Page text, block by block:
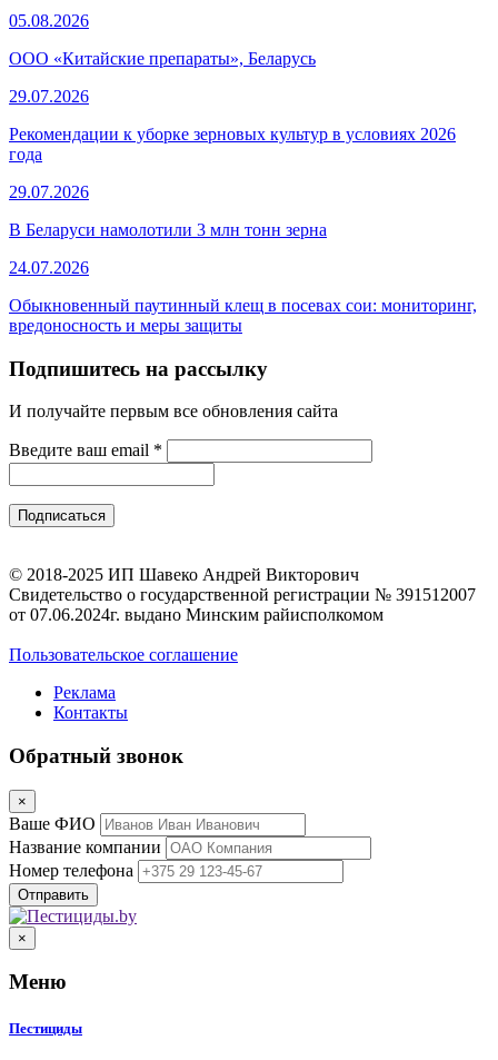
05.08.2026
ООО «Китайские препараты», Беларусь
29.07.2026
Рекомендации к уборке зерновых культур в условиях 2026
года
29.07.2026
В Беларуси намолотили 3 млн тонн зерна
24.07.2026
Обыкновенный паутинный клещ в посевах сои: мониторинг,
вредоносность и меры защиты
Подпишитесь на рассылку
И получайте первым все обновления сайта
Введите ваш email *
© 2018-2025 ИП Шавеко Андрей Викторович
Свидетельство о государственной регистрации № 391512007
от 07.06.2024г. выдано Минским райисполкомом
Пользовательское соглашение
Реклама
Контакты
Обратный звонок
×
Ваше ФИО
Название компании
Номер телефона
×
Меню
Пестициды